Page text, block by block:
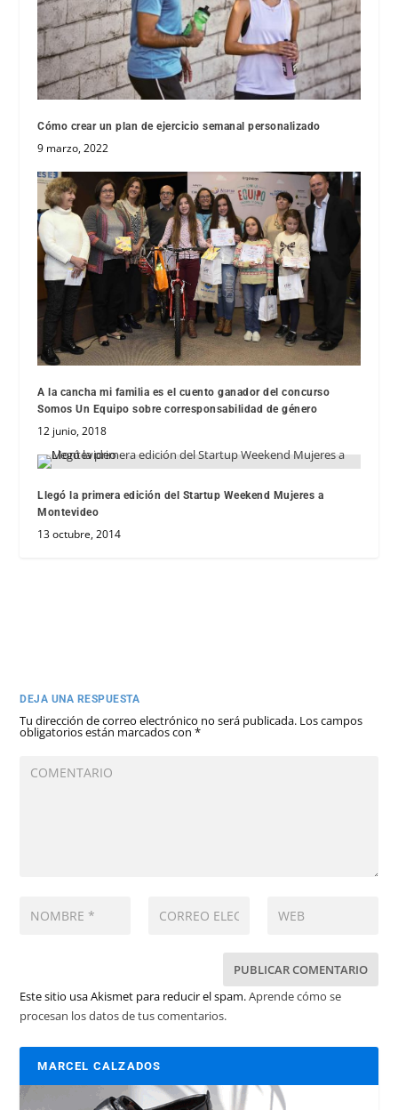
Cómo crear un plan de ejercicio semanal personalizado
9 marzo, 2022
A la cancha mi familia es el cuento ganador del concurso
Somos Un Equipo sobre corresponsabilidad de género
12 junio, 2018
Llegó la primera edición del Startup Weekend Mujeres a
Montevideo
13 octubre, 2014
DEJA UNA RESPUESTA
Tu dirección de correo electrónico no será publicada. Los campos
obligatorios están marcados con*
Este sitio usa Akismet para reducir el spam.Aprende cómo se
procesan los datos de tus comentarios.
MARCEL CALZADOS